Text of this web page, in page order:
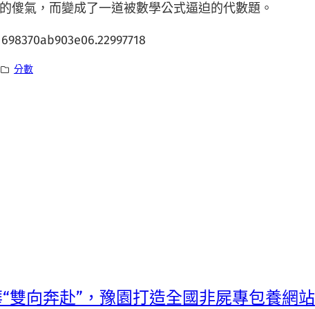
傻氣，而變成了一道被數學公式逼迫的代數題。
分數
雙向奔赴”，豫園打造全國非屍專包養網站